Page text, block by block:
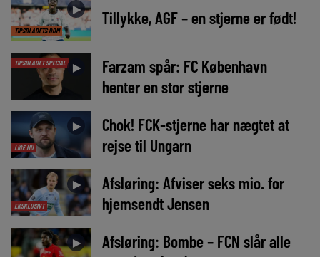
TIPSBLADETS DOM
► Tillykke, AGF – en stjerne er født!
TIPSBLADET SPECIAL ►
Farzam spår: FC København
henter en stor stjerne
LIGE NU
►
Chok! FCK-stjerne har nægtet at
rejse til Ungarn
EKSKLUSIVT
►
Afsløring: Afviser seks mio. for
hjemsendt Jensen
►
Afsløring: Bombe – FCN slår alle